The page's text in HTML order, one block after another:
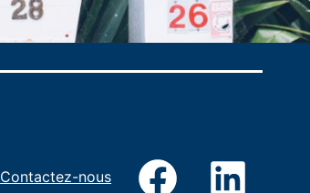
Contactez-nous Facebook